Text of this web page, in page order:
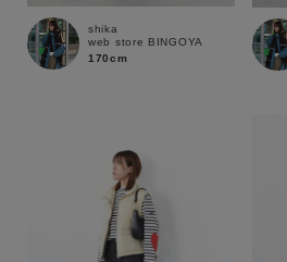
shika
web store BINGOYA
170cm